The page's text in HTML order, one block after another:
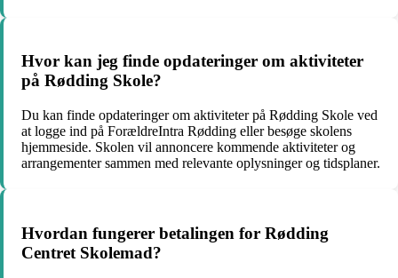
Hvor kan jeg finde opdateringer om aktiviteter
på Rødding Skole?
Du kan finde opdateringer om aktiviteter på Rødding Skole ved
at logge ind på ForældreIntra Rødding eller besøge skolens
hjemmeside. Skolen vil annoncere kommende aktiviteter og
arrangementer sammen med relevante oplysninger og tidsplaner.
Hvordan fungerer betalingen for Rødding
Centret Skolemad?